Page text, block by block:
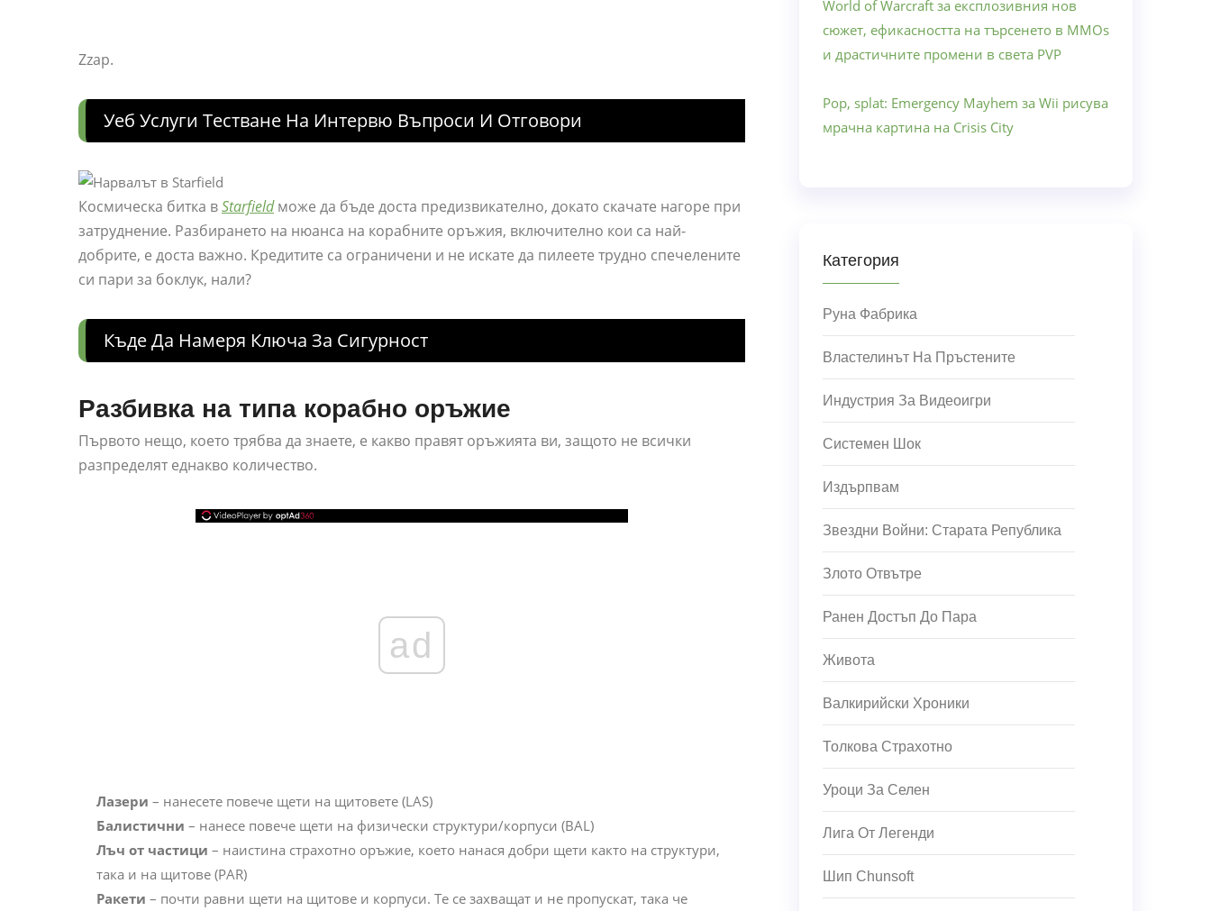
Zzap.
Уеб Услуги Тестване На Интервю Въпроси И Отговори
Космическа битка вStarfield може да бъде доста предизвикателно, докато скачате нагоре при
затруднение. Разбирането на нюанса на корабните оръжия, включително кои са най-
добрите, е доста важно. Кредитите са ограничени и не искате да пилеете трудно спечелените
си пари за боклук, нали?
Къде Да Намеря Ключа За Сигурност
Разбивка на типа корабно оръжие
Първото нещо, което трябва да знаете, е какво правят оръжията ви, защото не всички
разпределят еднакво количество.
ad
Лазери – нанесете повече щети на щитовете (LAS)
Балистични – нанесе повече щети на физически структури/корпуси (BAL)
Лъч от частици – наистина страхотно оръжие, което нанася добри щети както на структури,
така и на щитове (PAR)
Ракети – почти равни щети на щитове и корпуси. Те се захващат и не пропускат, така че
World of Warcraft за експлозивния нов
сюжет, ефикасността на търсенето в MMOs
и драстичните промени в света PVP
Pop, splat: Emergency Mayhem за Wii рисува
мрачна картина на Crisis City
Категория
Руна Фабрика
Властелинът На Пръстените
Индустрия За Видеоигри
Системен Шок
Издърпвам
Звездни Войни: Старата Република
Злото Отвътре
Ранен Достъп До Пара
Живота
Валкирийски Хроники
Толкова Страхотно
Уроци За Селен
Лига От Легенди
Шип Chunsoft